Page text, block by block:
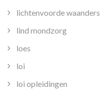
lichtenvoorde waanders
lind mondzorg
loes
loi
loi opleidingen